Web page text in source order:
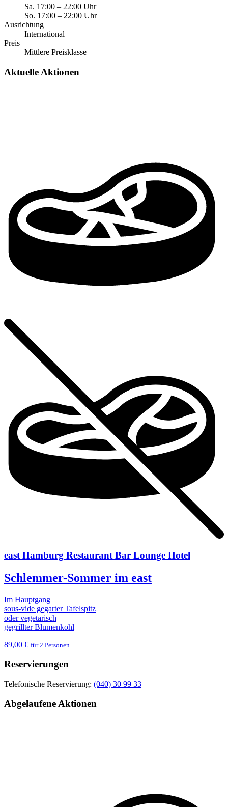
Sa. 17:00 – 22:00 Uhr
So. 17:00 – 22:00 Uhr
Ausrichtung
International
Preis
Mittlere Preisklasse
Aktuelle Aktionen
east Hamburg Restaurant Bar Lounge Hotel
Schlemmer-Sommer im east
Im Hauptgang
sous-vide gegarter Tafelspitz
oder vegetarisch
gegrillter Blumenkohl
89,00 € für 2 Personen
Reservierungen
Telefonische Reservierung: (040) 30 99 33
Abgelaufene Aktionen